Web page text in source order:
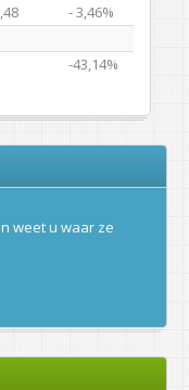
- 3,46%
-43,14%
weet u waar ze